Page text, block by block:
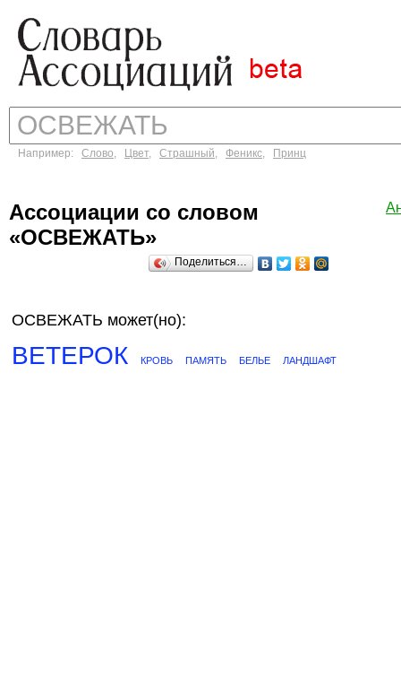
Например: Слово, Цвет, Страшный, Феникс, Принц
Ассоциации со словом
«ОСВЕЖАТЬ»
Поделиться…
ОСВЕЖАТЬ может(но):
ВЕТЕРОК КРОВЬ ПАМЯТЬ БЕЛЬЕ ЛАНДШАФТ